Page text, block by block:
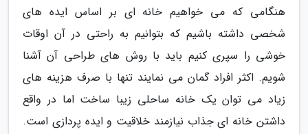
هنگامی که می خواهیم خانه ای بر اساس ایده های
شخصی داشته باشیم که بتوانیم به راحتی در آن اوقات
خوشی را سپری کنیم باید با روش های طراحی آن آشنا
شویم. اکثر افراد گمان می نمایند تنها با صرف هزینه های
زیاد می توان یک خانه ساحلی زیبا ساخت اما در واقع
داشتن خانه ای جذاب نیازمند خلاقیت و ایده پردازی است.